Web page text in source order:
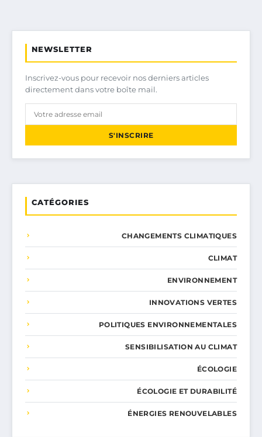
NEWSLETTER
Inscrivez-vous pour recevoir nos derniers articles
directement dans votre boîte mail.
S'INSCRIRE
CATÉGORIES
CHANGEMENTS CLIMATIQUES
CLIMAT
ENVIRONNEMENT
INNOVATIONS VERTES
POLITIQUES ENVIRONNEMENTALES
SENSIBILISATION AU CLIMAT
ÉCOLOGIE
ÉCOLOGIE ET DURABILITÉ
ÉNERGIES RENOUVELABLES